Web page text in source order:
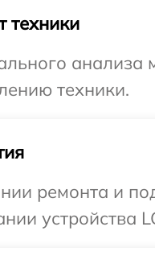
техники
анализа
техники.
ремонта и
устройства